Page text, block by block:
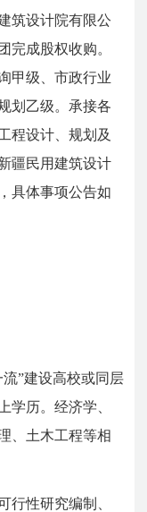
筑设计院有限公
完成股权收购。
甲级、市政行业
划乙级。承接各
程设计、规划及
疆民用建筑设计
具体事项公告如
”建设高校或同层
学历。经济学、
、土木工程等相
行性研究编制、